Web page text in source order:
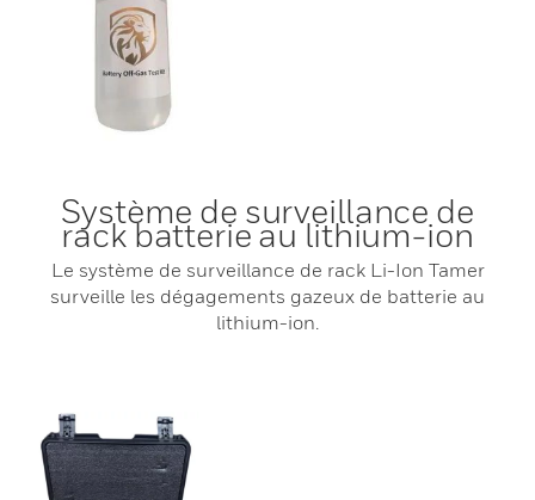
Système de surveillance de
rack batterie au lithium-ion
Le système de surveillance de rack Li-Ion Tamer
surveille les dégagements gazeux de batterie au
lithium-ion.